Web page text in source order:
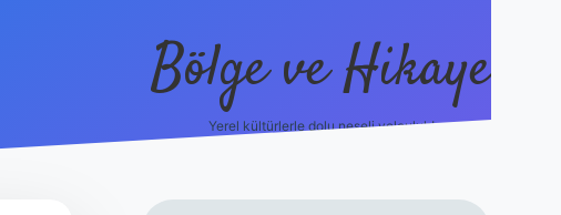
Bölge ve Hikaye
Yerel kültürlerle dolu neşeli yolculuk!